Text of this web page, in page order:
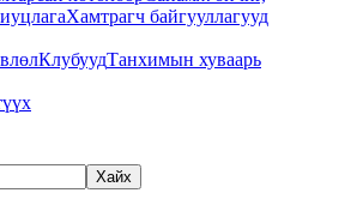
Хамтрагч байгууллагууд
КлубуудТанхимын хуваарь
Хайх